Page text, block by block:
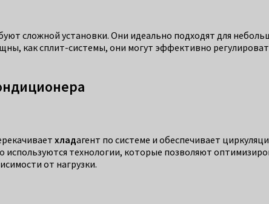
сложной установки. Они идеально подходят для
как сплит-системы, они могут эффективно
хладагент по системе и обеспечивает
технологии, которые позволяют
от нагрузки.